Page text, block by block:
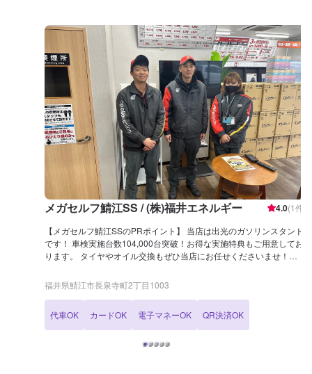
メガセルフ鯖江SS / (株)福井エネルギー 4.0(1件)
【メガセルフ鯖江SSのPRポイント】 当店は出光のガソリンスタンド
です！ 車検実施台数104,000台突破！お得な実施特典もご用意してお
ります。 タイヤやオイル交換もぜひ当店にお任せくださいませ！
【サービスルームについて】 ✅トイレ ✅自販機 ✅喫煙室 ✅椅子 がご
ざいます。 【設備・整備士】 当店は分解整備認証を取得しておりま
籍しておりますので、こちらもご安心くださいませ。 【アクセス】
当店は国道8号線と、県道18号線が交わる箇所にございます。 長泉寺
交差点のすぐそばでございます。
福井県鯖江市長泉寺町2丁目1003
代車OK カードOK 電子マネーOK QR決済OK